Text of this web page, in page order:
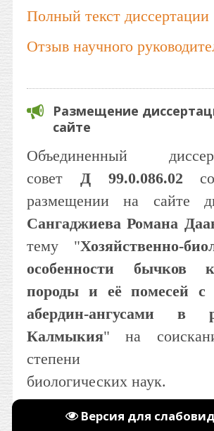
Версия для
Полный текст диссертации
Отзыв научного
Размещение
сайте
Объединенный
совет Д 99.0.086.02
размещении на сайте
Сангаджиева Романа
тему "Хозяйственно-
особенности бычков
породы и её помесей с
абердин-ангусами в
Калмыкия" на
степени
биологических наук.
Работа выполнена по